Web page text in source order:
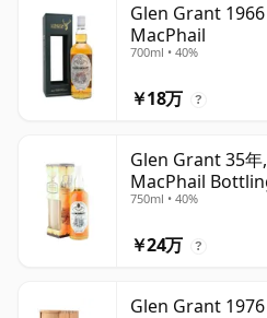
Glen Grant
MacPhail
700ml • 40%
￥18万 ?
Glen Grant 35
MacPhail
750ml • 40%
￥24万 ?
Glen Grant